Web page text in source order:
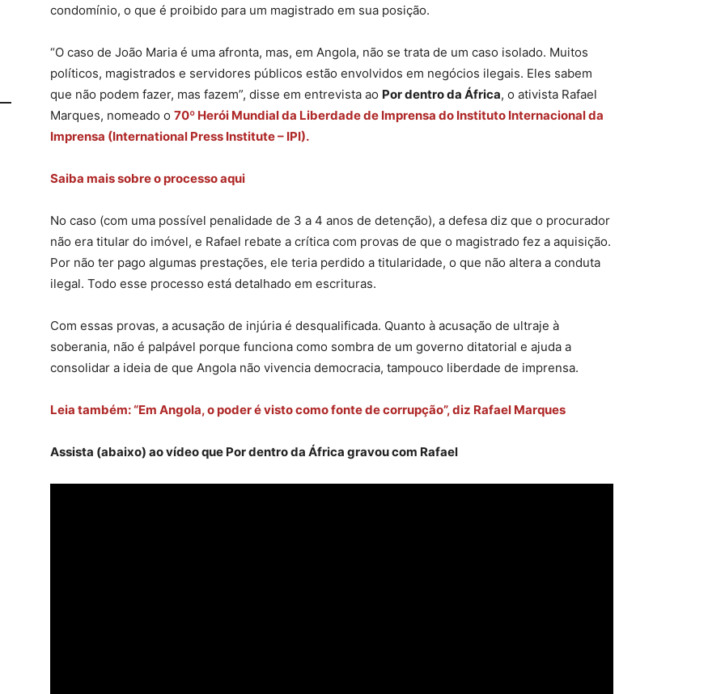
condomínio, o que é proibido para um magistrado em sua posição.
“O caso de João Maria é uma afronta, mas, em Angola, não se trata de um caso isolado. Muitos
políticos, magistrados e servidores públicos estão envolvidos em negócios ilegais. Eles sabem
que não podem fazer, mas fazem”, disse em entrevista ao Por dentro da África, o ativista Rafael
Marques, nomeado o 70º Herói Mundial da Liberdade de Imprensa do Instituto Internacional da
Imprensa (International Press Institute – IPI).
Saiba mais sobre o processo aqui
No caso (com uma possível penalidade de 3 a 4 anos de detenção), a defesa diz que o procurador
não era titular do imóvel, e Rafael rebate a crítica com provas de que o magistrado fez a aquisição.
Por não ter pago algumas prestações, ele teria perdido a titularidade, o que não altera a conduta
ilegal. Todo esse processo está detalhado em escrituras.
Com essas provas, a acusação de injúria é desqualificada. Quanto à acusação de ultraje à
soberania, não é palpável porque funciona como sombra de um governo ditatorial e ajuda a
consolidar a ideia de que Angola não vivencia democracia, tampouco liberdade de imprensa.
Leia também: “Em Angola, o poder é visto como fonte de corrupção”, diz Rafael Marques
Assista (abaixo) ao vídeo que Por dentro da África gravou com Rafael